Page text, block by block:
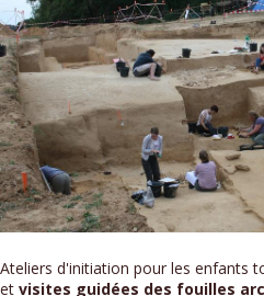
Ateliers d'initiation pour les enfants
et visites guidées des fouilles